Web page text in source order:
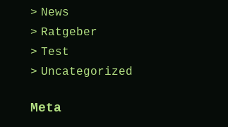
News
Ratgeber
Test
Uncategorized
Meta